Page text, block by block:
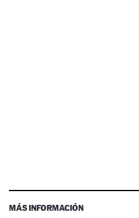
MÁS INFORMACIÓN